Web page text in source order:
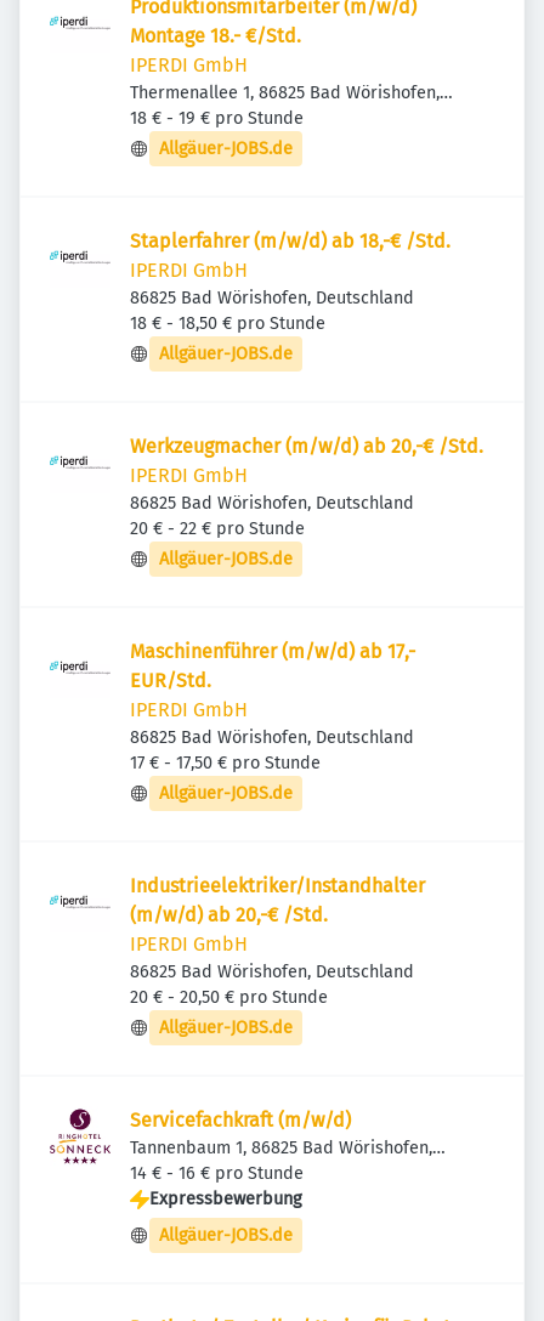
Produktionsmitarbeiter (m/w/d)
Montage 18.- €/Std.
IPERDI GmbH
Thermenallee 1, 86825 Bad Wörishofen,
Deutschland
18 € - 19 € pro Stunde
Allgäuer-JOBS.de
Staplerfahrer (m/w/d) ab 18,-€ /Std.
IPERDI GmbH
86825 Bad Wörishofen, Deutschland
18 € - 18,50 € pro Stunde
Allgäuer-JOBS.de
Werkzeugmacher (m/w/d) ab 20,-€ /Std.
IPERDI GmbH
86825 Bad Wörishofen, Deutschland
20 € - 22 € pro Stunde
Allgäuer-JOBS.de
Maschinenführer (m/w/d) ab 17,-
EUR/Std.
IPERDI GmbH
86825 Bad Wörishofen, Deutschland
17 € - 17,50 € pro Stunde
Allgäuer-JOBS.de
Industrieelektriker/Instandhalter
(m/w/d) ab 20,-€ /Std.
IPERDI GmbH
86825 Bad Wörishofen, Deutschland
20 € - 20,50 € pro Stunde
Allgäuer-JOBS.de
Servicefachkraft (m/w/d)
Tannenbaum 1, 86825 Bad Wörishofen,
Deutschland
14 € - 16 € pro Stunde
Expressbewerbung
Allgäuer-JOBS.de